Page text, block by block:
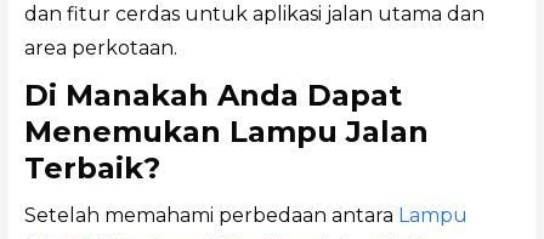
dan fitur cerdas untuk aplikasi jalan utama dan
area perkotaan.
Di Manakah Anda Dapat
Menemukan Lampu Jalan
Terbaik?
Setelah memahami perbedaan antara Lampu